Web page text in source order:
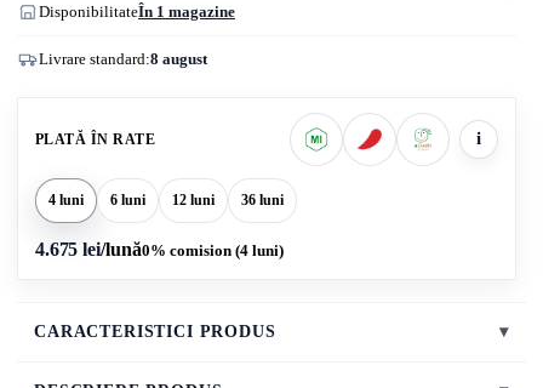
DisponibilitateÎn 1 magazine
Livrare standard:8 august
PLATĂ ÎN RATE i
4 luni 6 luni 12 luni 36 luni
4.675 lei/lună0% comision (4 luni)
CARACTERISTICI PRODUS ▾